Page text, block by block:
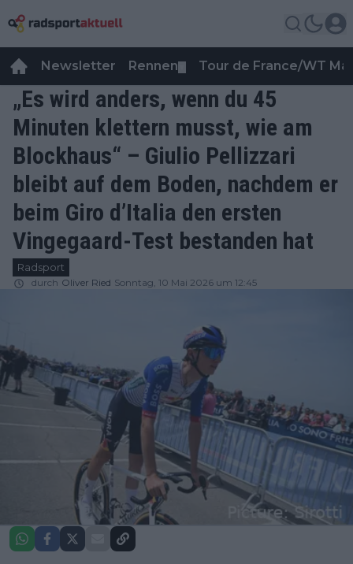
Newsletter Rennen Tour de France/WT
„Es wird anders, wenn du 45
Minuten klettern musst, wie am
Blockhaus“ – Giulio Pellizzari
bleibt auf dem Boden, nachdem er
beim Giro d’Italia den ersten
Vingegaard-Test bestanden hat
Radsport
durch Oliver Ried Sonntag, 10 Mai 2026 um 12:45